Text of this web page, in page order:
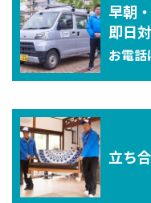
早朝
即⽇
お電
立ち